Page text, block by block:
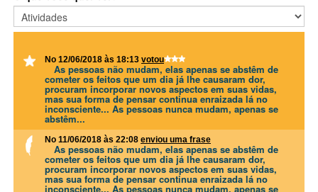
No 12/06/2018 às 18:13 votou
As pessoas não mudam, elas apenas se abstêm de
cometer os feitos que um dia já lhe causaram dor,
procuram incorporar novos aspectos em suas vidas,
mas sua forma de pensar continua enraizada lá no
inconsciente... As pessoas nunca mudam, apenas se
abstêm...
No 11/06/2018 às 22:08 enviou uma frase
As pessoas não mudam, elas apenas se abstêm de
cometer os feitos que um dia já lhe causaram dor,
procuram incorporar novos aspectos em suas vidas,
mas sua forma de pensar continua enraizada lá no
inconsciente... As pessoas nunca mudam, apenas se